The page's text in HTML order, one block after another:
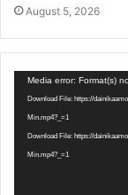
August 5, 2026
Video
Player
Media error: Format(s)
Download File: https://
Min.mp4?_=1
Download File: https://
Min.mp4?_=1